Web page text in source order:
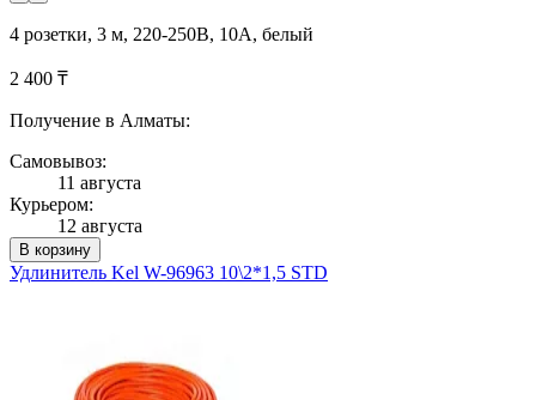
4 розетки, 3 м, 220-250В, 10A, белый
2 400 ₸
Получение в Алматы:
Самовывоз:
11 августа
Курьером:
12 августа
В корзину
Удлинитель Kel W-96963 10\2*1,5 STD